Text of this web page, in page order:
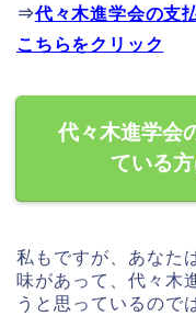
⇒代々木進学会の支
こちらをクリック
代々木進学会
ている
私もですが、あなた
味があって、代々木
うと思っているので